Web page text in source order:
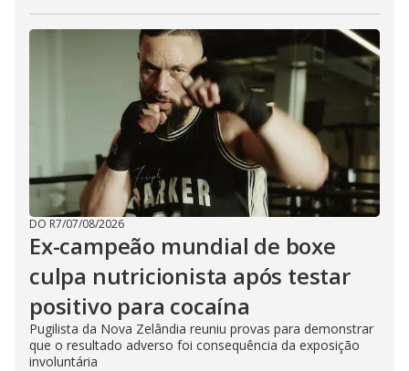
DO R7/07/08/2026
Ex-campeão mundial de boxe
culpa nutricionista após testar
positivo para cocaína
Pugilista da Nova Zelândia reuniu provas para demonstrar
que o resultado adverso foi consequência da exposição
involuntária